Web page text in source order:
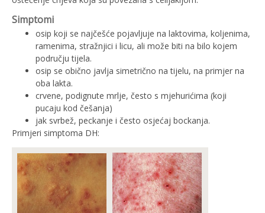
Simptomi
osip koji se najčešće pojavljuje na laktovima, koljenima,
ramenima, stražnjici i licu, ali može biti na bilo kojem
području tijela.
osip se obično javlja simetrično na tijelu, na primjer na
oba lakta.
crvene, podignute mrlje, često s mjehurićima (koji
pucaju kod češanja)
jak svrbež, peckanje i često osjećaj bockanja.
Primjeri simptoma DH: